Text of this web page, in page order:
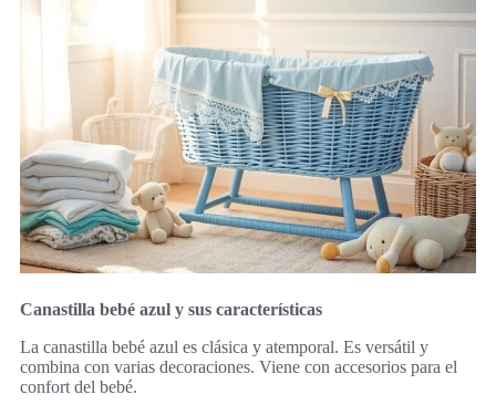
Canastilla bebé azul y sus características
La canastilla bebé azul es clásica y atemporal. Es versátil y
combina con varias decoraciones. Viene con accesorios para el
confort del bebé.